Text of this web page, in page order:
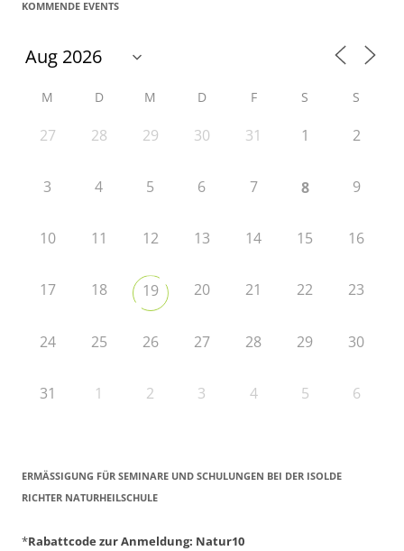
KOMMENDE EVENTS
M D M D F S S
27 28 29 30 31 1 2
3 4 5 6 7 8 9
10 11 12 13 14 15 16
17 18 19 20 21 22 23
24 25 26 27 28 29 30
31 1 2 3 4 5 6
ERMÄSSIGUNG FÜR SEMINARE UND SCHULUNGEN BEI DER ISOLDE R
ICHTER NATURHEILSCHULE
*Rabattcode zur Anmeldung: Natur10